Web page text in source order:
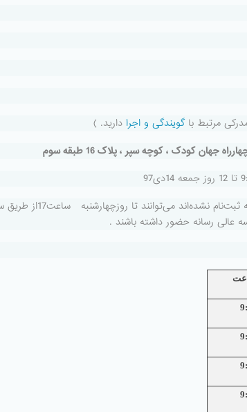
گویندگی و اجرا دارید. )
جهان کودک ، کوچه سپر ، پلاک 16 طبقه سوم
لازم به ذکر است